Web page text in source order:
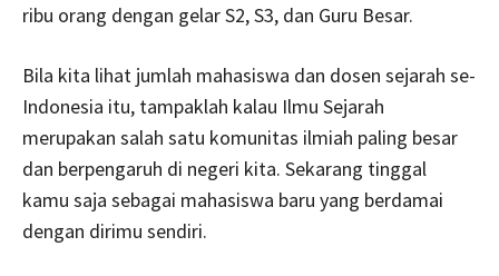
ribu orang dengan gelar S2, S3, dan Guru Besar.
Bila kita lihat jumlah mahasiswa dan dosen sejarah se-
Indonesia itu, tampaklah kalau Ilmu Sejarah
merupakan salah satu komunitas ilmiah paling besar
dan berpengaruh di negeri kita. Sekarang tinggal
kamu saja sebagai mahasiswa baru yang berdamai
dengan dirimu sendiri.